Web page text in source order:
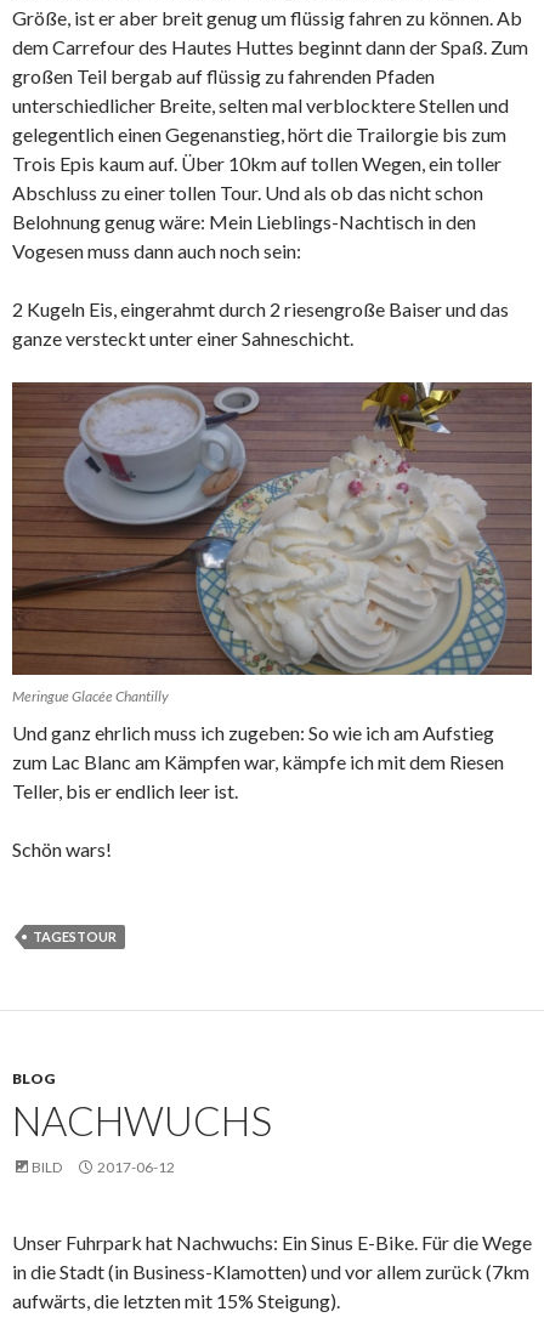
Größe, ist er aber breit genug um flüssig fahren zu können. Ab
dem Carrefour des Hautes Huttes beginnt dann der Spaß. Zum
großen Teil bergab auf flüssig zu fahrenden Pfaden
unterschiedlicher Breite, selten mal verblocktere Stellen und
gelegentlich einen Gegenanstieg, hört die Trailorgie bis zum
Trois Epis kaum auf. Über 10km auf tollen Wegen, ein toller
Abschluss zu einer tollen Tour. Und als ob das nicht schon
Belohnung genug wäre: Mein Lieblings-Nachtisch in den
Vogesen muss dann auch noch sein:
2 Kugeln Eis, eingerahmt durch 2 riesengroße Baiser und das
ganze versteckt unter einer Sahneschicht.
Meringue Glacée Chantilly
Und ganz ehrlich muss ich zugeben: So wie ich am Aufstieg
zum Lac Blanc am Kämpfen war, kämpfe ich mit dem Riesen
Teller, bis er endlich leer ist.
Schön wars!
TAGESTOUR
BLOG
NACHWUCHS
BILD 2017-06-12
Unser Fuhrpark hat Nachwuchs: Ein Sinus E-Bike. Für die Wege
in die Stadt (in Business-Klamotten) und vor allem zurück (7km
aufwärts, die letzten mit 15% Steigung).